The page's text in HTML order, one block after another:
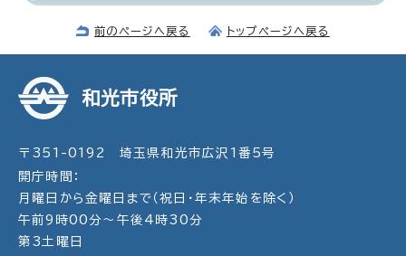
前のページへ戻る トップページへ戻る
和光市役所
〒351-0192 埼玉県和光市広沢1番5号
開庁時間：
月曜日から金曜日まで（祝日・年末年始を除く）
午前9時00分～午後4時30分
第3土曜日